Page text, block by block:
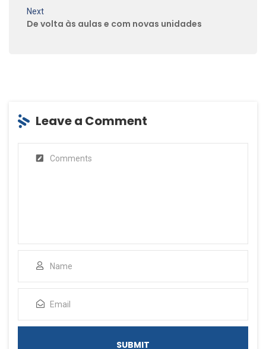
Next
De volta às aulas e com novas unidades
Leave a Comment